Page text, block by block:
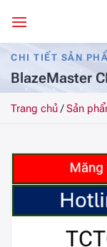
qua
nội
dungCHI TIẾT SẢN
BlazeMaster
Trang chủ/Sản